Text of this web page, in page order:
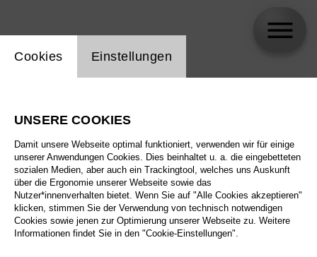
Alle Sparten
Alle Spielstätten
Alle Merkmale
Einstellung Website Cookie
Cookies Einstellungen
UNSERE COOKIES
Damit unsere Webseite optimal funktioniert, verwenden wir für einige
unserer Anwendungen Cookies. Dies beinhaltet u. a. die eingebetteten
sozialen Medien, aber auch ein Trackingtool, welches uns Auskunft
über die Ergonomie unserer Webseite sowie das
Nutzer*innenverhalten bietet. Wenn Sie auf "Alle Cookies akzeptieren"
klicken, stimmen Sie der Verwendung von technisch notwendigen
Cookies sowie jenen zur Optimierung unserer Webseite zu. Weitere
Informationen findet Sie in den "Cookie-Einstellungen".